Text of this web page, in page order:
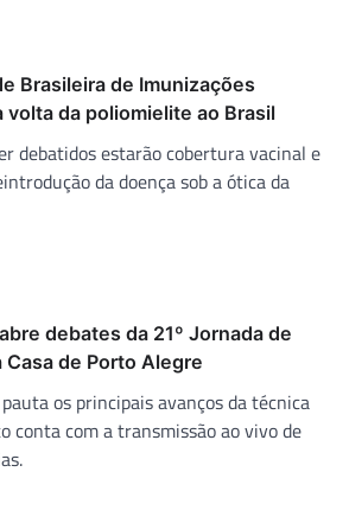
Brasileira de Imunizações
da poliomielite ao Brasil
debatidos estarão cobertura vacinal e
da doença sob a ótica da
debates da 21º Jornada de
Casa de Porto Alegre
os principais avanços da técnica
conta com a transmissão ao vivo de